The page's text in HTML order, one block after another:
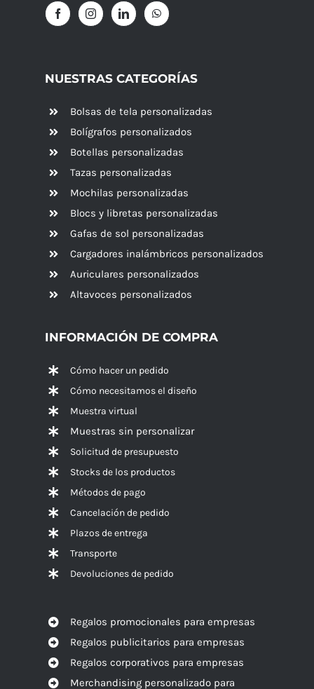
NUESTRAS CATEGORÍAS
Bolsas de tela personalizadas
Bolígrafos personalizados
Botellas personalizadas
Tazas personalizadas
Mochilas personalizadas
Blocs y libretas personalizadas
Gafas de sol personalizadas
Cargadores inalámbricos personalizados
Auriculares personalizados
Altavoces personalizados
INFORMACIÓN DE COMPRA
Cómo hacer un pedido
Cómo necesitamos el diseño
Muestra virtual
Muestras sin personalizar
Solicitud de presupuesto
Stocks de los productos
Métodos de pago
Cancelación de pedido
Plazos de entrega
Transporte
Devoluciones de pedido
Regalos promocionales para empresas
Regalos publicitarios para empresas
Regalos corporativos para empresas
Merchandising personalizado para